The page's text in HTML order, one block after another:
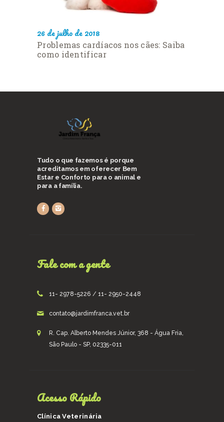
26 de julho de 2018
Problemas cardíacos nos cães: Saiba
como identificar
Tudo o que fazemos é porque
acreditamos em oferecer Bem
Estar e Conforto para o animal e
para a família.
Fale com a gente
11- 2978-5226 / 11- 2950-2448
contato@jardimfranca.vet.br
R. Cap. Alberto Mendes Júnior, 368 - Água Fria,
São Paulo - SP, 02335-011
Acesso Rápido
Clínica Veterinária